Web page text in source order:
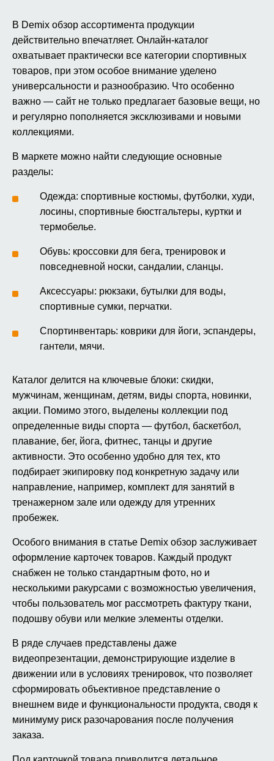
В Demix обзор ассортимента продукции
действительно впечатляет. Онлайн-каталог
охватывает практически все категории спортивных
товаров, при этом особое внимание уделено
универсальности и разнообразию. Что особенно
важно — сайт не только предлагает базовые вещи, но
и регулярно пополняется эксклюзивами и новыми
коллекциями.
В маркете можно найти следующие основные
разделы:
Одежда: спортивные костюмы, футболки, худи,
лосины, спортивные бюстгальтеры, куртки и
термобелье.
Обувь: кроссовки для бега, тренировок и
повседневной носки, сандалии, сланцы.
Аксессуары: рюкзаки, бутылки для воды,
спортивные сумки, перчатки.
Спортинвентарь: коврики для йоги, эспандеры,
гантели, мячи.
Каталог делится на ключевые блоки: скидки,
мужчинам, женщинам, детям, виды спорта, новинки,
акции. Помимо этого, выделены коллекции под
определенные виды спорта — футбол, баскетбол,
плавание, бег, йога, фитнес, танцы и другие
активности. Это особенно удобно для тех, кто
подбирает экипировку под конкретную задачу или
направление, например, комплект для занятий в
тренажерном зале или одежду для утренних
пробежек.
Особого внимания в статье Demix обзор заслуживает
оформление карточек товаров. Каждый продукт
снабжен не только стандартным фото, но и
несколькими ракурсами с возможностью увеличения,
чтобы пользователь мог рассмотреть фактуру ткани,
подошву обуви или мелкие элементы отделки.
В ряде случаев представлены даже
видеопрезентации, демонстрирующие изделие в
движении или в условиях тренировок, что позволяет
сформировать объективное представление о
внешнем виде и функциональности продукта, сводя к
минимуму риск разочарования после получения
заказа.